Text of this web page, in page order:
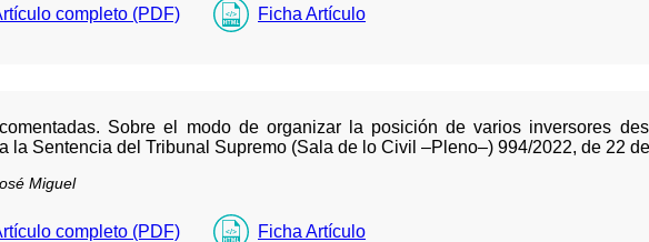
completo (PDF) Ficha Artículo
Sobre el modo de organizar la posición de varios inversores
la Sentencia del Tribunal Supremo (Sala de lo Civil –Pleno–) 994/2022, de 22
Miguel
completo (PDF) Ficha Artículo